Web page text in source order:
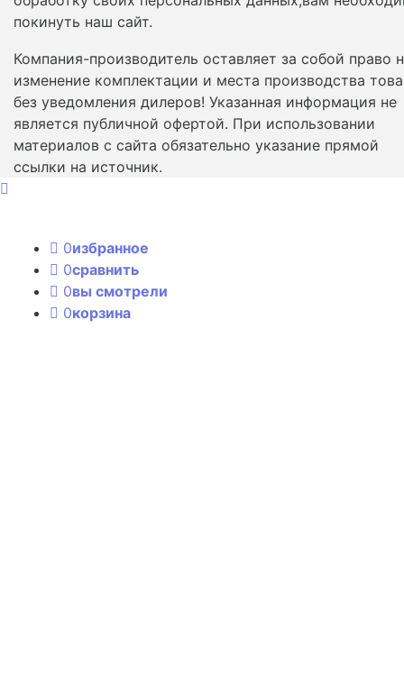
покинуть наш сайт.
Компания-производитель оставляет за собой право
изменение комплектации и места производства
без уведомления дилеров! Указанная информация не
является публичной офертой. При использовании
материалов с сайта обязательно указание прямой
ссылки на источник.
0избранное
0сравнить
0вы смотрели
0корзина